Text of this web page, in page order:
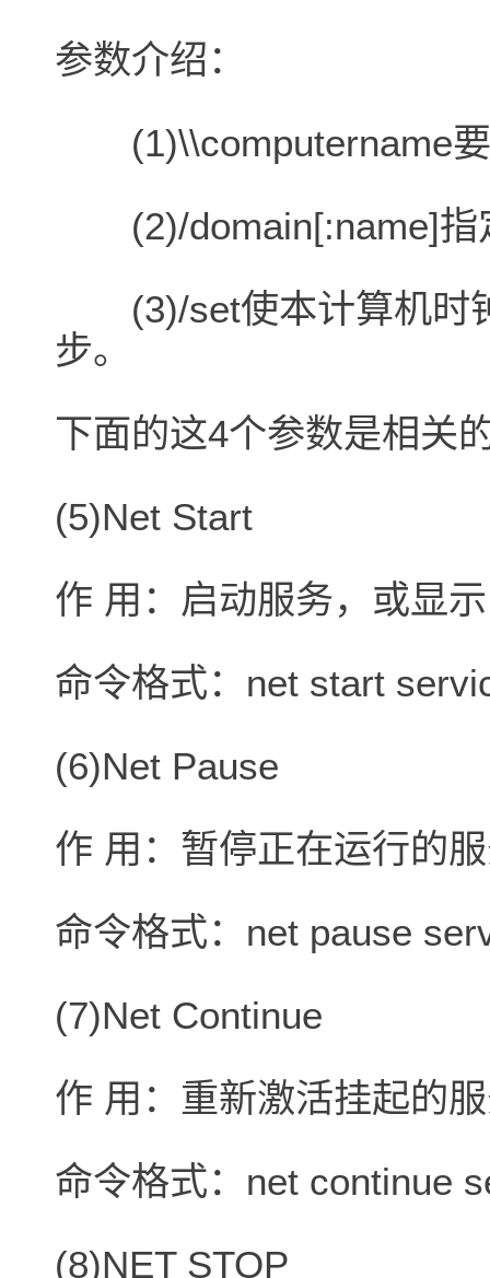
参数介绍：
(1)\\computername要
(2)/domain[:name]指
(3)/set使本计算机时
步。
下面的这4个参数是相关
(5)Net Start
作 用：启动服务，或显
命令格式：net start
(6)Net Pause
作 用：暂停正在运行的
命令格式：net pause
(7)Net Continue
作 用：重新激活挂起的
命令格式：net
(8)NET STOP